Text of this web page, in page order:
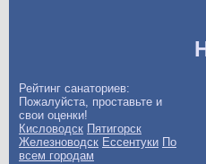
Рейтинг санаториев:
Пожалуйста, проставьте и
свои оценки!
Кисловодск Пятигорск
Железноводск Ессентуки По
всем городам